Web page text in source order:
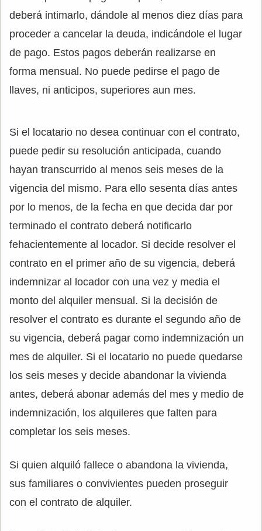
deberá intimarlo, dándole al menos diez días para
proceder a cancelar la deuda, indicándole el lugar
de pago. Estos pagos deberán realizarse en
forma mensual. No puede pedirse el pago de
llaves, ni anticipos, superiores aun mes.
Si el locatario no desea continuar con el contrato,
puede pedir su resolución anticipada, cuando
hayan transcurrido al menos seis meses de la
vigencia del mismo. Para ello sesenta días antes
por lo menos, de la fecha en que decida dar por
terminado el contrato deberá notificarlo
fehacientemente al locador. Si decide resolver el
contrato en el primer año de su vigencia, deberá
indemnizar al locador con una vez y media el
monto del alquiler mensual. Si la decisión de
resolver el contrato es durante el segundo año de
su vigencia, deberá pagar como indemnización un
mes de alquiler. Si el locatario no puede quedarse
los seis meses y decide abandonar la vivienda
antes, deberá abonar además del mes y medio de
indemnización, los alquileres que falten para
completar los seis meses.
Si quien alquiló fallece o abandona la vivienda,
sus familiares o convivientes pueden proseguir
con el contrato de alquiler.